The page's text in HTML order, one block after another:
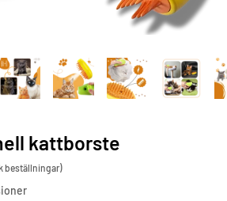
kattborste
beställningar)